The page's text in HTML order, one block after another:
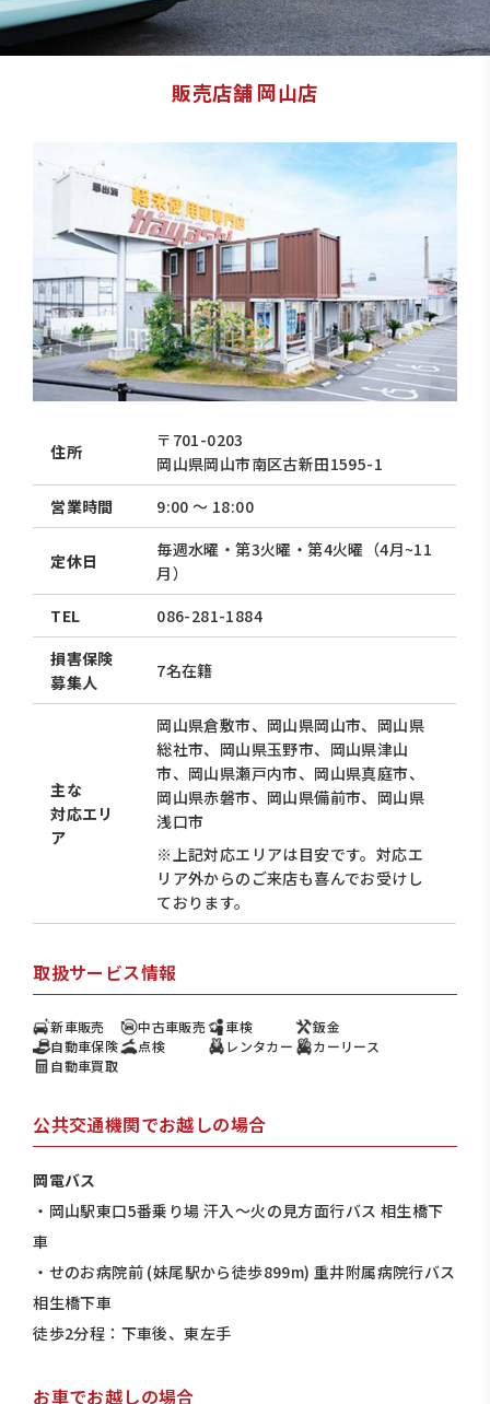
販売店舗 岡山店
住所
〒701-0203
岡山県岡山市南区古新田1595-1
営業時間
9:00 〜 18:00
定休日
毎週水曜・第3火曜・第4火曜（4月~11
月）
TEL
086-281-1884
損害保険
募集人
7名在籍
主な
対応エリ
ア
岡山県倉敷市、岡山県岡山市、岡山県
総社市、岡山県玉野市、岡山県津山
市、岡山県瀬戸内市、岡山県真庭市、
岡山県赤磐市、岡山県備前市、岡山県
浅口市
※上記対応エリアは目安です。対応エ
リア外からのご来店も喜んでお受けし
ております。
取扱サービス情報
新車販売 中古車販売 車検
鈑金
自動車保険
点検 レンタカー
カーリース
自動車買取
公共交通機関でお越しの場合
岡電バス
・岡山駅東口5番乗り場 汗入～火の見方面行バス 相生橋下
車
・せのお病院前 (妹尾駅から徒歩899m) 重井附属病院行バス
相生橋下車
徒歩2分程：下車後、東左手
お車でお越しの場合